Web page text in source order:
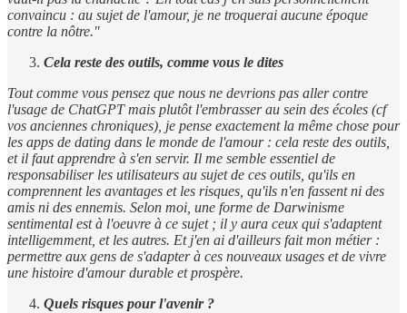
convaincu : au sujet de l'amour, je ne troquerai aucune époque
contre la nôtre."
Cela reste des outils, comme vous le dites
Tout comme vous pensez que nous ne devrions pas aller contre
l'usage de ChatGPT mais plutôt l'embrasser au sein des écoles (cf
vos anciennes chroniques), je pense exactement la même chose pour
les apps de dating dans le monde de l'amour : cela reste des outils,
et il faut apprendre à s'en servir. Il me semble essentiel de
responsabiliser les utilisateurs au sujet de ces outils, qu'ils en
comprennent les avantages et les risques, qu'ils n'en fassent ni des
amis ni des ennemis. Selon moi, une forme de Darwinisme
sentimental est à l'oeuvre à ce sujet ; il y aura ceux qui s'adaptent
intelligemment, et les autres. Et j'en ai d'ailleurs fait mon métier :
permettre aux gens de s'adapter à ces nouveaux usages et de vivre
une histoire d'amour durable et prospère.
Quels risques pour l'avenir ?